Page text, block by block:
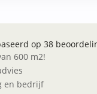
op 38
600 m2!
en bedrijf